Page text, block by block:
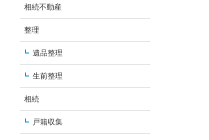
相続不動産
整理
遺品整理
生前整理
相続
戸籍収集